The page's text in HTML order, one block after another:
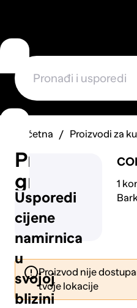
Usporedi
cijene
namirnica
u
svojoj
blizini
Prijavi
grešku
Početna Proizvodi za
1
Proizvod nije
tvoje lokacije